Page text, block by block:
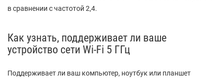
в сравнении с частотой 2,4.
Как узнать, поддерживает ли ваше
устройство сети Wi-Fi 5 ГГц
Поддерживает ли ваш компьютер, ноутбук или планшет